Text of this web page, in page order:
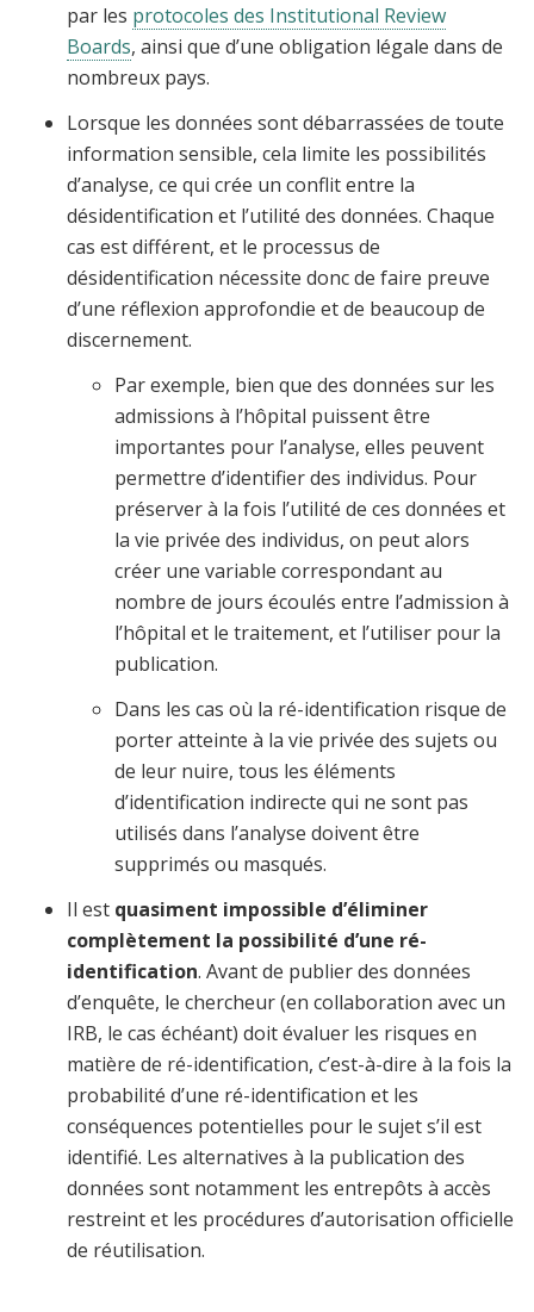
par les protocoles des Institutional Review
Boards, ainsi que d’une obligation légale dans de
nombreux pays.
Lorsque les données sont débarrassées de toute
information sensible, cela limite les possibilités
d’analyse, ce qui crée un conflit entre la
désidentification et l’utilité des données. Chaque
cas est différent, et le processus de
désidentification nécessite donc de faire preuve
d’une réflexion approfondie et de beaucoup de
discernement.
Par exemple, bien que des données sur les
admissions à l’hôpital puissent être
importantes pour l’analyse, elles peuvent
permettre d’identifier des individus. Pour
préserver à la fois l’utilité de ces données et
la vie privée des individus, on peut alors
créer une variable correspondant au
nombre de jours écoulés entre l’admission à
l’hôpital et le traitement, et l’utiliser pour la
publication.
Dans les cas où la ré-identification risque de
porter atteinte à la vie privée des sujets ou
de leur nuire, tous les éléments
d’identification indirecte qui ne sont pas
utilisés dans l’analyse doivent être
supprimés ou masqués.
Il est quasiment impossible d’éliminer
complètement la possibilité d’une ré-
identification. Avant de publier des données
d’enquête, le chercheur (en collaboration avec un
IRB, le cas échéant) doit évaluer les risques en
matière de ré-identification, c’est-à-dire à la fois la
probabilité d’une ré-identification et les
conséquences potentielles pour le sujet s’il est
identifié. Les alternatives à la publication des
données sont notamment les entrepôts à accès
restreint et les procédures d’autorisation officielle
de réutilisation.